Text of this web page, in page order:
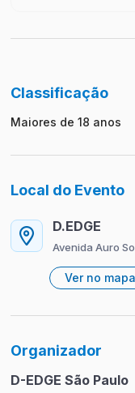
Classificação
Maiores de 18 anos
Local do Evento
D.EDGE
Avenida Auro
Ver no mapa
Organizador
D-EDGE São Paulo